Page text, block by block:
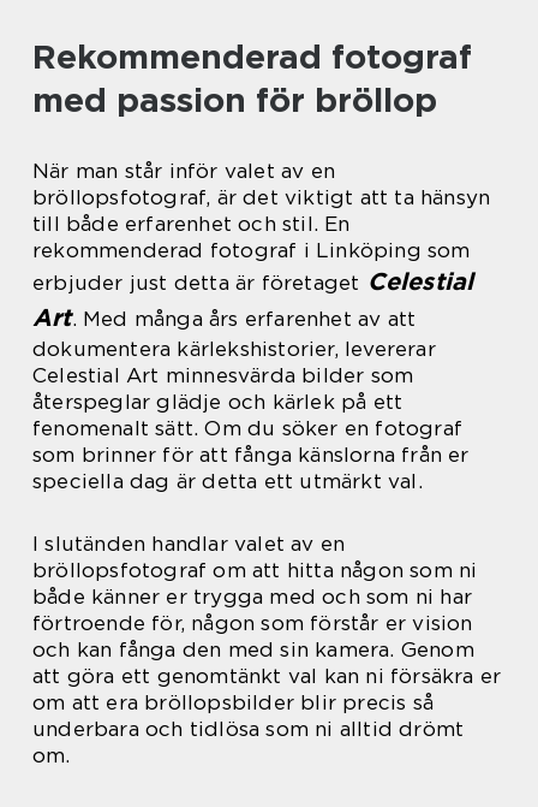
Rekommenderad fotograf
med passion för bröllop
När man står inför valet av en
bröllopsfotograf, är det viktigt att ta hänsyn
till både erfarenhet och stil. En
rekommenderad fotograf i Linköping som
erbjuder just detta är företaget Celestial
Art. Med många års erfarenhet av att
dokumentera kärlekshistorier, levererar
Celestial Art minnesvärda bilder som
återspeglar glädje och kärlek på ett
fenomenalt sätt. Om du söker en fotograf
som brinner för att fånga känslorna från er
speciella dag är detta ett utmärkt val.
I slutänden handlar valet av en
bröllopsfotograf om att hitta någon som ni
både känner er trygga med och som ni har
förtroende för, någon som förstår er vision
och kan fånga den med sin kamera. Genom
att göra ett genomtänkt val kan ni försäkra er
om att era bröllopsbilder blir precis så
underbara och tidlösa som ni alltid drömt
om.